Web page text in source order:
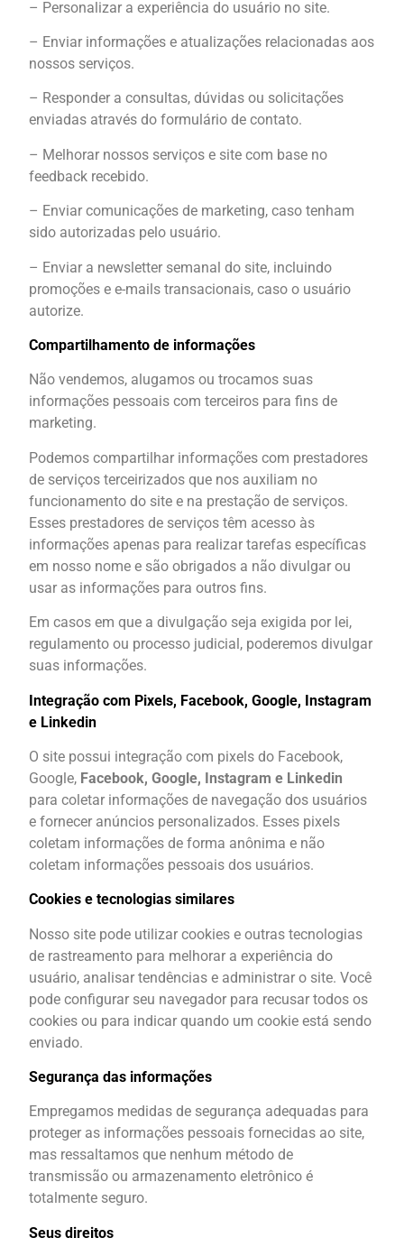
– Personalizar a experiência do usuário no site.
– Enviar informações e atualizações relacionadas aos
nossos serviços.
– Responder a consultas, dúvidas ou solicitações
enviadas através do formulário de contato.
– Melhorar nossos serviços e site com base no
feedback recebido.
– Enviar comunicações de marketing, caso tenham
sido autorizadas pelo usuário.
– Enviar a newsletter semanal do site, incluindo
promoções e e-mails transacionais, caso o usuário
autorize.
Compartilhamento de informações
Não vendemos, alugamos ou trocamos suas
informações pessoais com terceiros para fins de
marketing.
Podemos compartilhar informações com prestadores
de serviços terceirizados que nos auxiliam no
funcionamento do site e na prestação de serviços.
Esses prestadores de serviços têm acesso às
informações apenas para realizar tarefas específicas
em nosso nome e são obrigados a não divulgar ou
usar as informações para outros fins.
Em casos em que a divulgação seja exigida por lei,
regulamento ou processo judicial, poderemos divulgar
suas informações.
Integração com Pixels, Facebook, Google, Instagram
e Linkedin
O site possui integração com pixels do Facebook,
Google, Facebook, Google, Instagram e Linkedin
para coletar informações de navegação dos usuários
e fornecer anúncios personalizados. Esses pixels
coletam informações de forma anônima e não
coletam informações pessoais dos usuários.
Cookies e tecnologias similares
Nosso site pode utilizar cookies e outras tecnologias
de rastreamento para melhorar a experiência do
usuário, analisar tendências e administrar o site. Você
pode configurar seu navegador para recusar todos os
cookies ou para indicar quando um cookie está sendo
enviado.
Segurança das informações
Empregamos medidas de segurança adequadas para
proteger as informações pessoais fornecidas ao site,
mas ressaltamos que nenhum método de
transmissão ou armazenamento eletrônico é
totalmente seguro.
Seus direitos